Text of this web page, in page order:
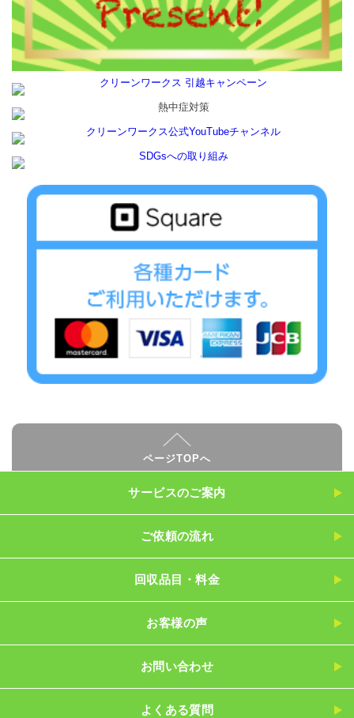
ページTOPへ
サービスのご案内
ご依頼の流れ
回収品目・料金
お客様の声
お問い合わせ
よくある質問